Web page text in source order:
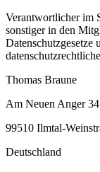
Verantwortlicher im
sonstiger in den
Datenschutzgesetze
Thomas Braune
Am Neuen Anger 34
99510 Ilmtal-
Deutschland